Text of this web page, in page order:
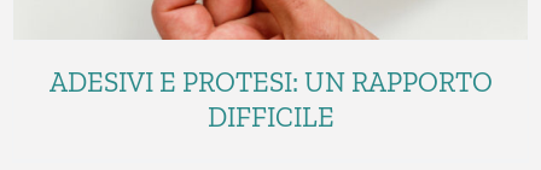
ADESIVI E PROTESI: UN RAPPORTO
DIFFICILE